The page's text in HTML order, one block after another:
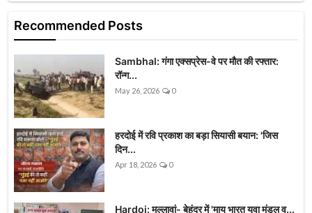
Recommended Posts
Sambhal: गंगा एक्सप्रेस-वे पर मौत की रफ्तार:
रॉन्ग...
May 26, 2026 0
हरदोई में रवि प्रकाश का बड़ा सियासी बयान: 'जिस
दिन...
Apr 18, 2026 0
Hardoi: मल्लावां- बेहंदर में 'माय भारत युवा मंडल व...